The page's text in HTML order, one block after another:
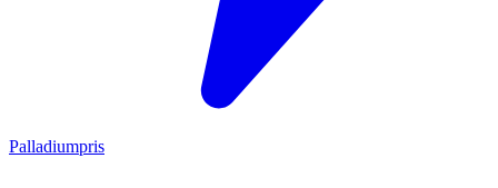
Palladiumpris